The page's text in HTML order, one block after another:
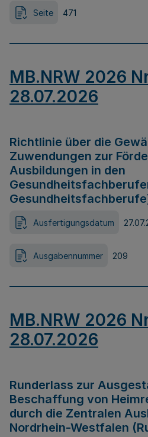
Seite 471
MB.NRW 2026
28.07.2026
Richtlinie über die
Zuwendungen zur
Ausbildungen in den
Ausfertigungsdatum
Ausgabennummer 209
MB.NRW 2026
28.07.2026
Runderlass zur
Beschaffung von
durch die Zentralen
Nordrhein-Westfalen